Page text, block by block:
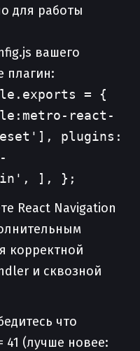
для работы
вашего
плагин:
= {
react-
plugins:
], };
React Navigation
корректной
и сквозной
что
41 (лучше новее: